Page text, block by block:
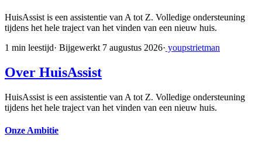
HuisAssist is een assistentie van A tot Z. Volledige ondersteuning
tijdens het hele traject van het vinden van een nieuw huis.
1 min leestijd· Bijgewerkt 7 augustus 2026· youpstrietman
Over HuisAssist
HuisAssist is een assistentie van A tot Z. Volledige ondersteuning
tijdens het hele traject van het vinden van een nieuw huis.
Onze Ambitie